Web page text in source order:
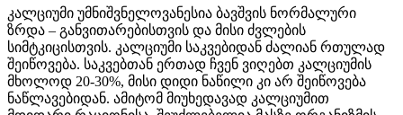
კალციუმი უმნიშვნელოვანესია ბავშვის ნორმალური
ზრდა – განვითარებისთვის და მისი ძვლების
სიმტკიცისთვის. კალციუმი საკვებიდან ძალიან რთულად
შეიწოვება. საკვებთან ერთად ჩვენ ვიღებთ კალციუმის
მხოლოდ 20-30%, მისი დიდი ნაწილი კი არ შეიწოვება
ნაწლავებიდან. ამიტომ მიუხედავად კალციუმით